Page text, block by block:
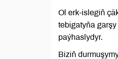
Ol erk-islegiň
tebigatyňa
paýhaslydyr.
Biziň